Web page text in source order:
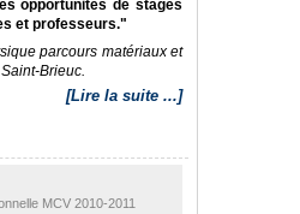
opportunités de stages
et professeurs."
parcours matériaux et
Brieuc.
[Lire la suite ...]
MCV 2010-2011